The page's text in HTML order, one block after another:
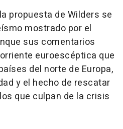
propuesta de Wilders se
mostrado por el
sus comentarios
euroescéptica que
del norte de Europa,
y el hecho de rescatar
que culpan de la crisis